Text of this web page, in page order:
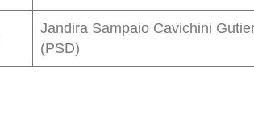
Jandira Sampaio Cavichini
(PSD)